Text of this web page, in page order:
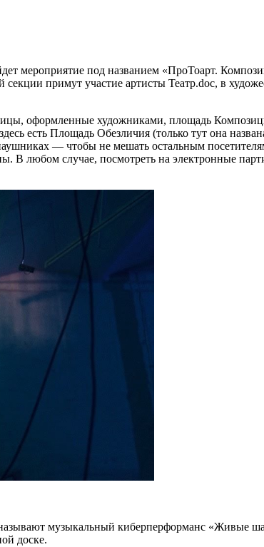
мероприятие под названием «ПроТоарт.
секции примут участие артисты Театр.doc, в
оформленные художниками, площадь
есть Площадь Обезличия (только тут она
— чтобы не мешать остальным
В любом случае, посмотреть на электронные
музыкальный киберперформанс «Живые
доске.